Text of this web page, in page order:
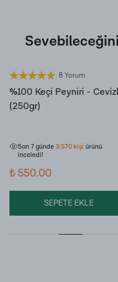
8 Yorum
%100 Keçi Peyniri -
(250gr)
Son 7 günde 3.570kişi ürünü
inceledi!
₺ 550.00
SEPETE EKLE